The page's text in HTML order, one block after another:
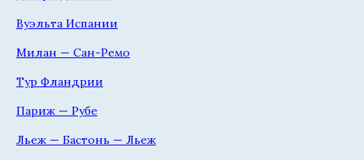
Вуэльта Испании
Милан — Сан-Ремо
Тур Фландрии
Париж — Рубе
Льеж — Бастонь — Льеж